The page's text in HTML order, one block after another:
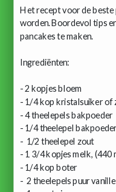
Het recept voor de beste
worden. Boordevol tips
pancakes te maken.
Ingrediënten:
- 2 kopjes bloem
- 1/4 kop kristalsuiker of
- 4 theelepels bakpoeder
- 1/4 theelepel
- 1/2 theelepel zout
- 1 3/4 kopjes melk, (440
- 1/4 kop boter
- 2 theelepels puur